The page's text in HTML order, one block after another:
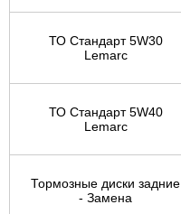
ТО Стандарт 5W30
Lemarc
ТО Стандарт 5W40
Lemarc
Тормозные диски задние
- Замена